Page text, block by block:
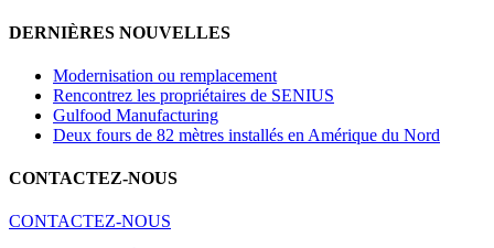
DERNIÈRES NOUVELLES
Modernisation ou remplacement
Rencontrez les propriétaires de SENIUS
Gulfood Manufacturing
Deux fours de 82 mètres installés en Amérique du Nord
CONTACTEZ-NOUS
CONTACTEZ-NOUS